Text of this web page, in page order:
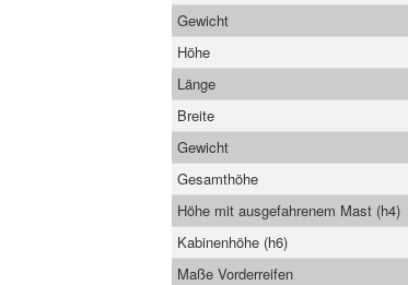
Gewicht
Höhe
Länge
Breite
Gewicht
Gesamthöhe
Höhe mit ausgefahrenem Mast (h4)
Kabinenhöhe (h6)
Maße Vorderreifen